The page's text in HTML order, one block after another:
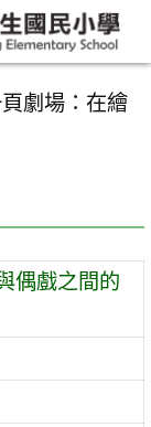
劇場：在繪
偶戲之間的